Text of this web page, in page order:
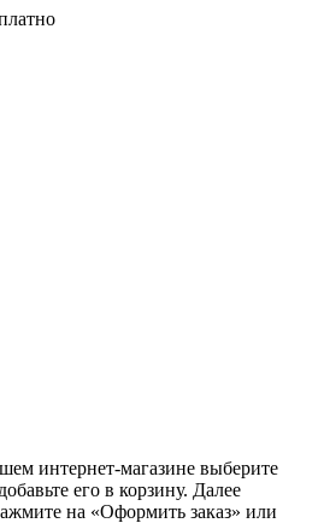
интернет-магазине выберите
его в корзину. Далее
на «Оформить заказ» или